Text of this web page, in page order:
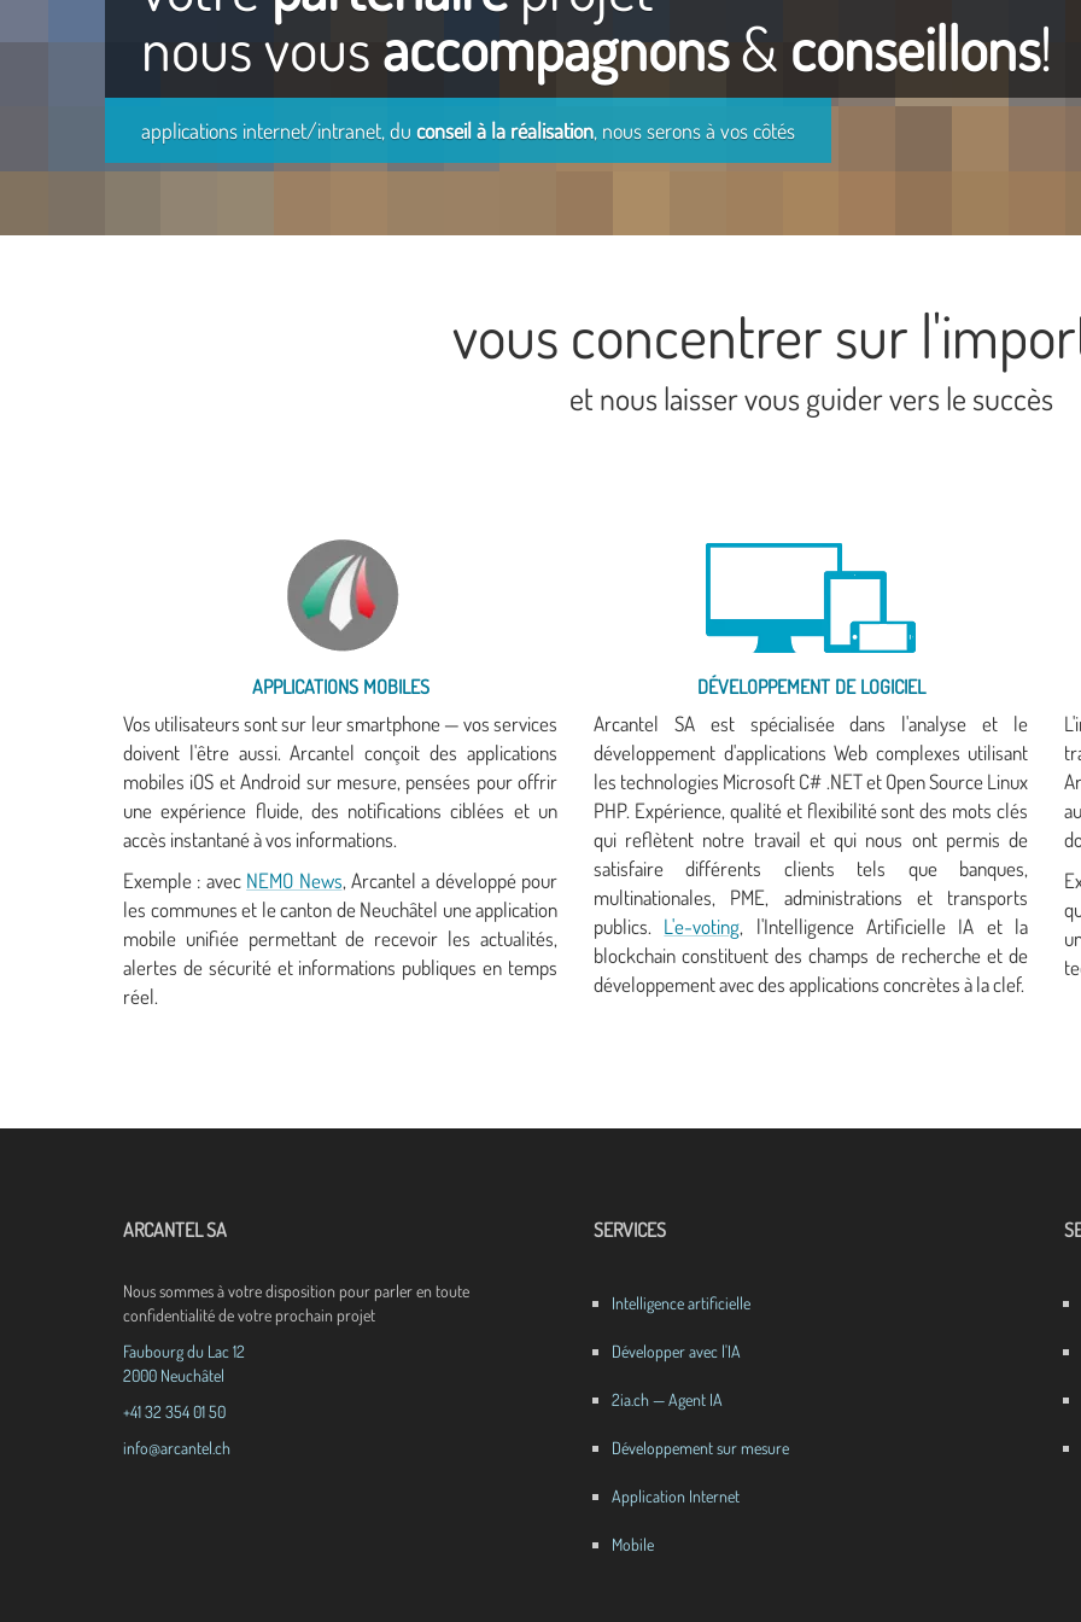
nous vousaccompagnons& conseillons!
applications internet/intranet, du conseil à la réalisation, nous serons à vos côtés
vous concentrer sur
et nous laisser vous guider vers le succès
APPLICATIONS MOBILES
Vos utilisateurs sont sur leur smartphone — vos services
doivent l'être aussi. Arcantel conçoit des applications
mobiles iOS et Android sur mesure, pensées pour offrir
une expérience fluide, des notifications ciblées et un
accès instantané à vos informations.
Exemple : avec NEMO News, Arcantel a développé pour
les communes et le canton de Neuchâtel une application
mobile unifiée permettant de recevoir les actualités,
alertes de sécurité et informations publiques en temps
réel.
DÉVELOPPEMENT DE LOGICIEL
Arcantel SA est spécialisée dans l'analyse et le
développement d'applications Web complexes utilisant
les technologies Microsoft C# .NET et Open Source Linux
PHP. Expérience, qualité et flexibilité sont des mots clés
qui reflètent notre travail et qui nous ont permis de
satisfaire différents clients tels que banques,
multinationales, PME, administrations et transports
publics. L'e-voting, l'Intelligence Artificielle IA et la
blockchain constituent des champs de recherche et de
développement avec des applications concrètes à la clef.
ARCANTEL SA
Nous sommes à votre disposition pour parler en toute
confidentialité de votre prochain projet
Faubourg du Lac 12
2000 Neuchâtel
+41 32 354 01 50
info@arcantel.ch
SERVICES
Intelligence artificielle
Développer avec l'IA
2ia.ch — Agent IA
Développement sur mesure
Application Internet
Mobile